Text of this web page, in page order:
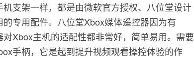
支架一样，都是由微软官方授权、八位堂设计
专用配件。八位堂Xbox媒体遥控器因为有
Xbox主机的适配性都非常好，简单易用。需要
手柄，它是起到提升视频观看操控体验的作